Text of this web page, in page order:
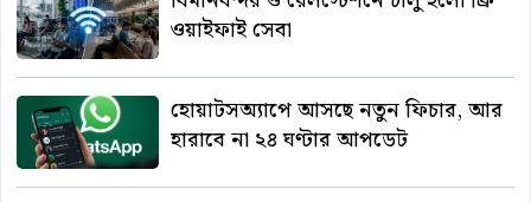
ওয়াইফাই সেবা
হোয়াটসঅ্যাপে আসছে নতুন ফিচার, আর
হারাবে না ২৪ ঘণ্টার আপডেট